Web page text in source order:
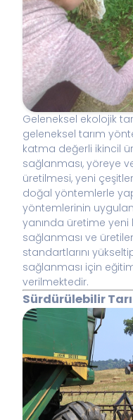
Geleneksel ekolojik
geleneksel tarım
katma değerli ikincil
sağlanması, yöreye
üretilmesi, yeni
doğal yöntemlerle
yöntemlerinin
yanında üretime yeni
sağlanması ve
standartlarını
sağlanması için
verilmektedir.
Sürdürülebilir